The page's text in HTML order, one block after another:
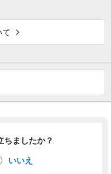
て
ちましたか？
いいえ